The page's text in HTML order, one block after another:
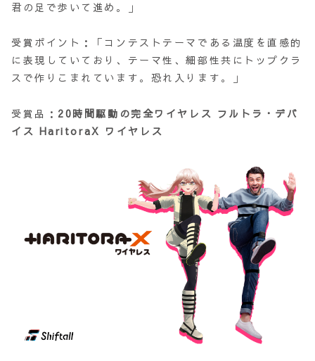
君の足で歩いて進め。」
受賞ポイント：「コンテストテーマである温度を直感的
に表現していており、テーマ性、細部性共にトップクラ
スで作りこまれています。恐れ入ります。」
受賞品： 20時間駆動の完全ワイヤレス フルトラ・デバ
イス HaritoraX ワイヤレス